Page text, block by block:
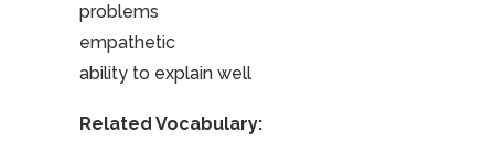
problems
empathetic
ability to explain well
Related Vocabulary: